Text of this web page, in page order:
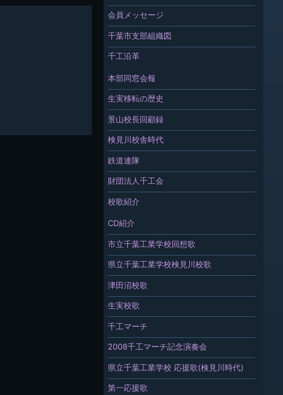
会員メッセージ
千葉市支部組織図
千工沿革
本部同窓会報
生実移転の歴史
景山校長回顧録
検見川校舎時代
鉄道連隊
財団法人千工会
校歌紹介
CD紹介
市立千葉工業学校回想歌
県立千葉工業学校検見川校歌
津田沼校歌
生実校歌
千工マーチ
2008千工マーチ記念演奏会
県立千葉工業学校 応援歌(検見川時代)
第一応援歌